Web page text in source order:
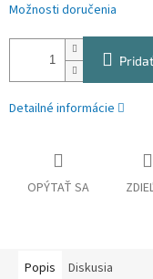
Možnosti doručenia
Detailné informácie
OPÝTAŤ SA
Popis Diskusia